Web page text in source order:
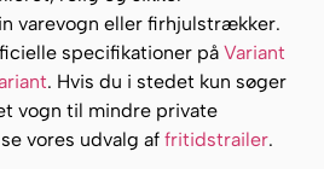
varevogn eller firhjulstrækker.
specifikationer på Variant
. Hvis du i stedet kun søger
vogn til mindre private
vores udvalg af fritidstrailer.